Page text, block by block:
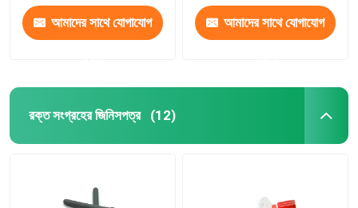
আমাদের সাথে যোগাযোগ আমাদের সাথে যোগাযোগ
রক্ত সংগ্রহের জিনিসপত্র (12)